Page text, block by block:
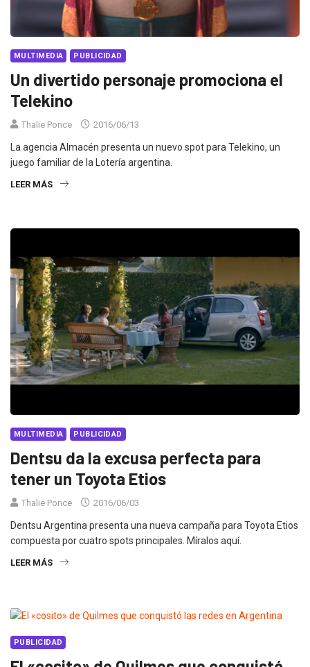
MULTIMEDIA PUBLICIDAD
Un divertido personaje promociona el
Telekino
Thalie Ponce 2016/06/13
La agencia Almacén presenta un nuevo spot para Telekino, un
juego familiar de la Lotería argentina.
LEER MÁS
MULTIMEDIA PUBLICIDAD
Dentsu da la excusa perfecta para
tener un Toyota Etios
Thalie Ponce 2016/06/03
Dentsu Argentina presenta una nueva campaña para Toyota Etios
compuesta por cuatro spots principales. Míralos aquí.
LEER MÁS
PUBLICIDAD